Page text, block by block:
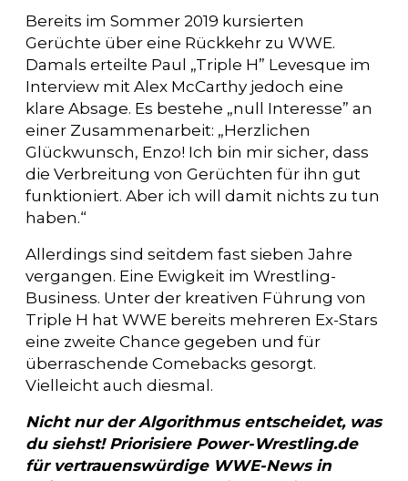
Bereits im Sommer 2019 kursierten
Gerüchte über eine Rückkehr zu WWE.
Damals erteilte Paul „Triple H” Levesque im
Interview mit Alex McCarthy jedoch eine
klare Absage. Es bestehe „null Interesse” an
einer Zusammenarbeit: „Herzlichen
Glückwunsch, Enzo! Ich bin mir sicher, dass
die Verbreitung von Gerüchten für ihn gut
funktioniert. Aber ich will damit nichts zu tun
haben.“
Allerdings sind seitdem fast sieben Jahre
vergangen. Eine Ewigkeit im Wrestling-
Business. Unter der kreativen Führung von
Triple H hat WWE bereits mehreren Ex-Stars
eine zweite Chance gegeben und für
überraschende Comebacks gesorgt.
Vielleicht auch diesmal.
Nicht nur der Algorithmus entscheidet, was
du siehst! Priorisiere Power-Wrestling.de
für vertrauenswürdige WWE-News in